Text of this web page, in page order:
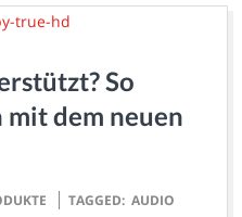
So
mit dem neuen
TAGGED: AUDIO